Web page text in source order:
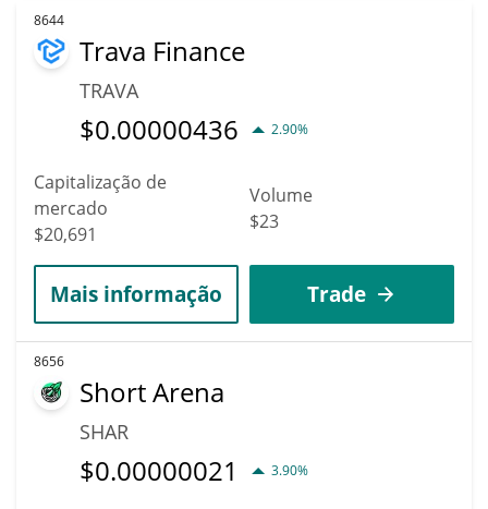
8644
Trava Finance
TRAVA
$0.00000436 2.90%
Capitalização de
mercado
$20,691
Volume
$23
Mais informação Trade
8656
Short Arena
SHAR
$0.00000021 3.90%